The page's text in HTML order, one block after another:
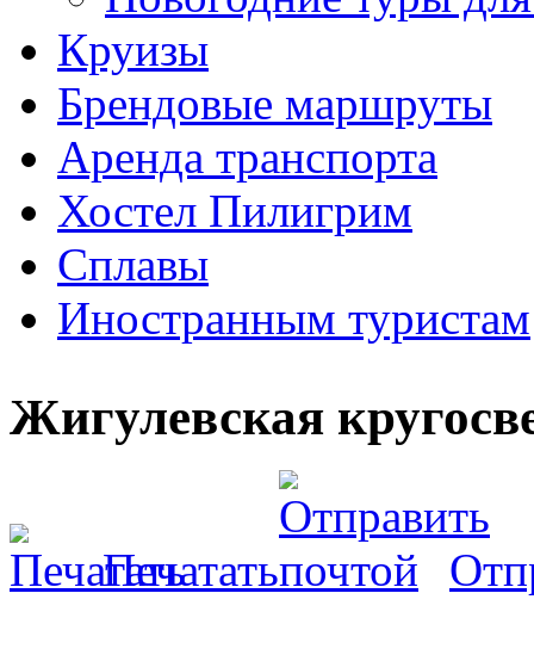
Круизы
Брендовые маршруты
Аренда транспорта
Хостел Пилигрим
Сплавы
Иностранным туристам
Жигулевская
Печатать